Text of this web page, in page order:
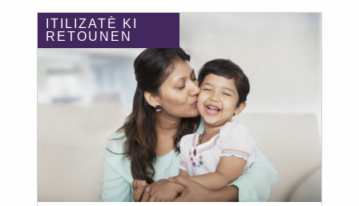
ITILIZATÈ KI
RETOUNEN